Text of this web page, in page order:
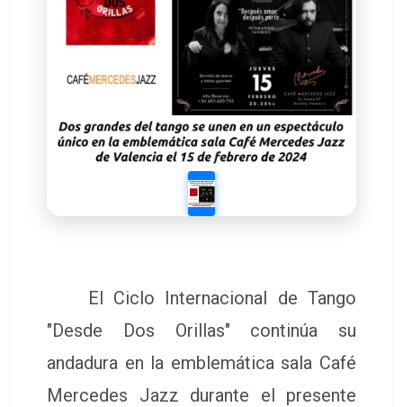
El Ciclo Internacional de Tango
"Desde Dos Orillas" continúa su
andadura en la emblemática sala Café
Mercedes Jazz durante el presente